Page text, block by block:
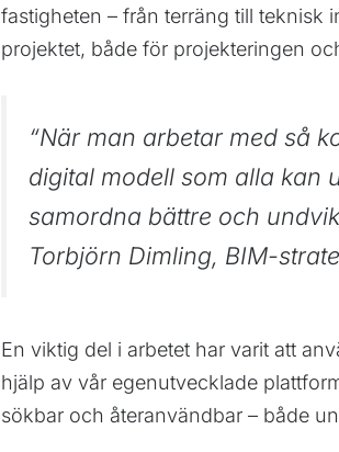
fastigheten – från terräng till teknisk
projektet, både för projekteringen
“När man arbetar med så
digital modell som alla kan
samordna bättre och
Torbjörn Dimling, BIM-
En viktig del i arbetet har varit att
hjälp av vår egenutvecklade
sökbar och återanvändbar – både